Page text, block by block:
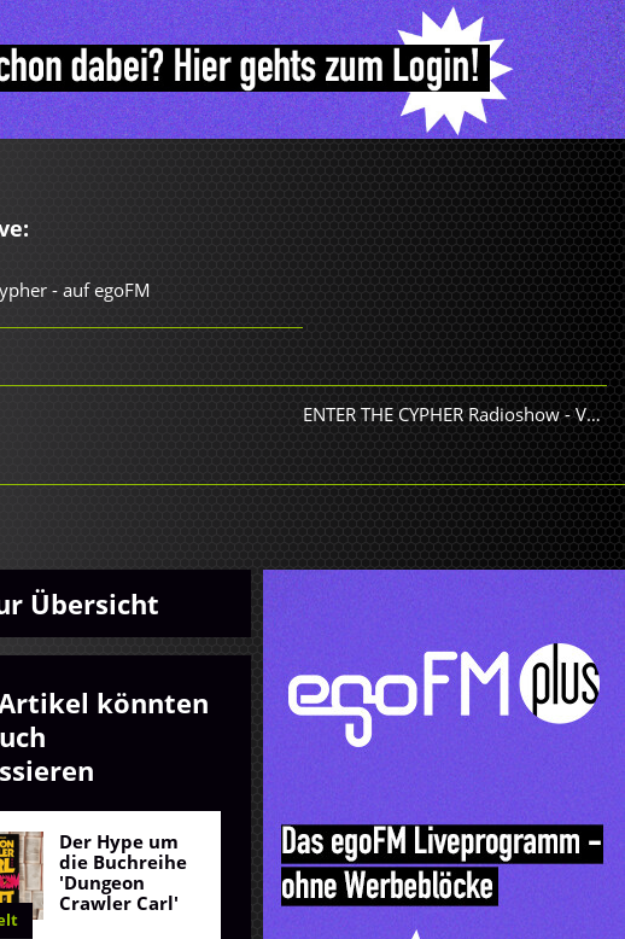
- auf egoFM
ENTER THE CYPHER Radioshow-Various Artists
Übersicht
könnten
Der Hype um
die Buchreihe
'Dungeon
Crawler Carl'